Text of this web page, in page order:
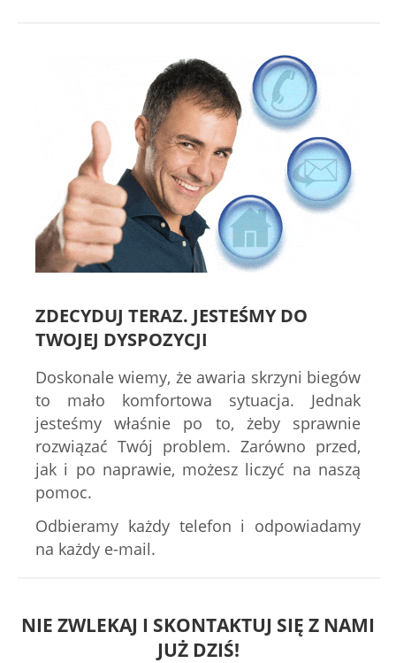
ZDECYDUJ TERAZ. JESTEŚMY DO
TWOJEJ DYSPOZYCJI
Doskonale wiemy, że awaria skrzyni biegów
to mało komfortowa sytuacja. Jednak
jesteśmy właśnie po to, żeby sprawnie
rozwiązać Twój problem. Zarówno przed,
jak i po naprawie, możesz liczyć na naszą
pomoc.
Odbieramy każdy telefon i odpowiadamy
na każdy e-mail.
NIE ZWLEKAJ I SKONTAKTUJ SIĘ Z NAMI
JUŻ DZIŚ!